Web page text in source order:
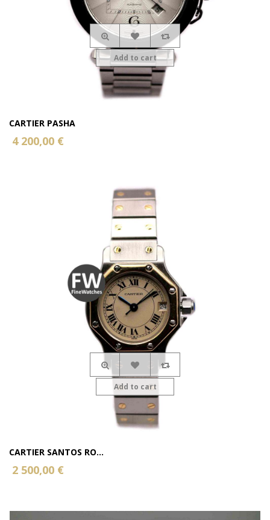
CARTIER PASHA
4 200,00 €
Add to cart
CARTIER SANTOS RO...
2 500,00 €
Add to cart